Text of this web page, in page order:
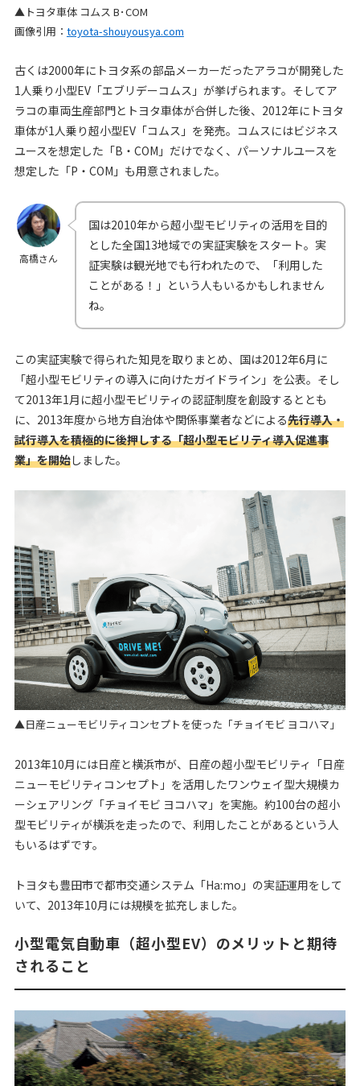
▲トヨタ車体 コムス B･COM
画像引用： toyota-shouyousya.com
古くは2000年にトヨタ系の部品メーカーだったアラコが開発した
1人乗り小型EV「エブリデーコムス」が挙げられます。そしてア
ラコの車両生産部門とトヨタ車体が合併した後、2012年にトヨタ
車体が1人乗り超小型EV「コムス」を発売。コムスにはビジネス
ユースを想定した「B・COM」だけでなく、パーソナルユースを
想定した「P・COM」も用意されました。
高橋さん
国は2010年から超小型モビリティの活用を目的
とした全国13地域での実証実験をスタート。実
証実験は観光地でも行われたので、「利用した
ことがある！」という人もいるかもしれません
ね。
この実証実験で得られた知見を取りまとめ、国は2012年6月に
「超小型モビリティの導入に向けたガイドライン」を公表。そし
て2013年1月に超小型モビリティの認証制度を創設するととも
に、2013年度から地方自治体や関係事業者などによる先行導入・
試行導入を積極的に後押しする「超小型モビリティ導入促進事
業」を開始しました。
▲日産ニューモビリティコンセプトを使った「チョイモビ ヨコハマ」
2013年10月には日産と横浜市が、日産の超小型モビリティ「日産
ニューモビリティコンセプト」を活用したワンウェイ型大規模カ
ーシェアリング「チョイモビ ヨコハマ」を実施。約100台の超小
型モビリティが横浜を走ったので、利用したことがあるという人
もいるはずです。
トヨタも豊田市で都市交通システム「Ha:mo」の実証運用をして
いて、2013年10月には規模を拡充しました。
小型電気自動車（超小型EV）のメリットと期待
されること